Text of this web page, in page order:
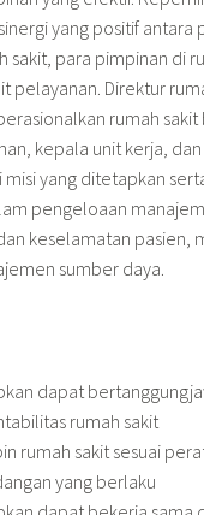
yang positif antara
sakit, para pimpinan di
pelayanan. Direktur
rumah sakit
kepala unit kerja,
misi yang ditetapkan
pengeloaan
keselamatan pasien,
sumber daya.
dapat
rumah sakit
rumah sakit sesuai
yang berlaku